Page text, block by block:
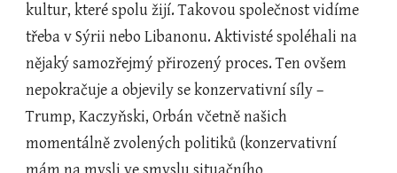
kultur, které spolu žijí. Takovou společnost vidíme
třeba v Sýrii nebo Libanonu. Aktivisté spoléhali na
nějaký samozřejmý přirozený proces. Ten ovšem
nepokračuje a objevily se konzervativní síly –
Trump, Kaczyňski, Orbán včetně našich
momentálně zvolených politiků (konzervativní